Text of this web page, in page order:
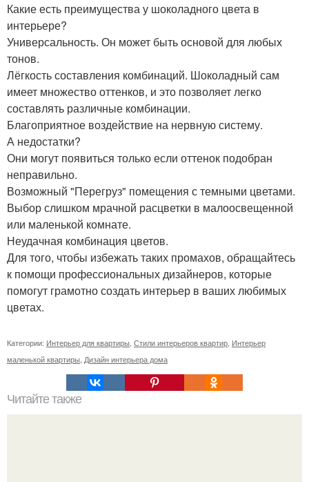
Какие есть преимущества у шоколадного цвета в
интерьере?
Универсальность. Он может быть основой для любых
тонов.
Лёгкость составления комбинаций. Шоколадный сам
имеет множество оттенков, и это позволяет легко
составлять различные комбинации.
Благоприятное воздействие на нервную систему.
А недостатки?
Они могут появиться только если оттенок подобран
неправильно.
Возможный "Перегруз" помещения с темными цветами.
Выбор слишком мрачной расцветки в малоосвещенной
или маленькой комнате.
Неудачная комбинация цветов.
Для того, чтобы избежать таких промахов, обращайтесь
к помощи профессиональных дизайнеров, которые
помогут грамотно создать интерьер в ваших любимых
цветах.
Категории: Интерьер для квартиры Стили интерьеров квартир Интерьер
маленькой квартиры Дизайн интерьера дома
Читайте также